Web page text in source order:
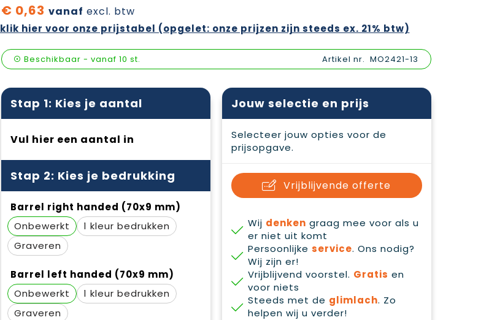
€ 0,63 vanaf excl. btw
klik hier voor onze prijstabel (opgelet: onze prijzen zijn steeds ex. 21% btw)
Beschikbaar - vanaf 10 st. Artikel nr. MO2421-13
Stap 1: Kies je aantal
Vul hier een aantal in
Stap 2: Kies je bedrukking
Barrel right handed (70x9 mm)
Onbewerkt
1
Graveren
Barrel left handed (70x9 mm)
Onbewerkt
1
Graveren
Jouw selectie en prijs
Selecteer jouw opties voor de
prijsopgave.
Vrijblijvende offerte
Wij denken graag mee voor als u
er niet uit komt
Persoonlijke service. Ons nodig?
Wij zijn er!
Vrijblijvend voorstel. Gratis en
voor niets
Steeds met de glimlach. Zo
helpen wij u verder!